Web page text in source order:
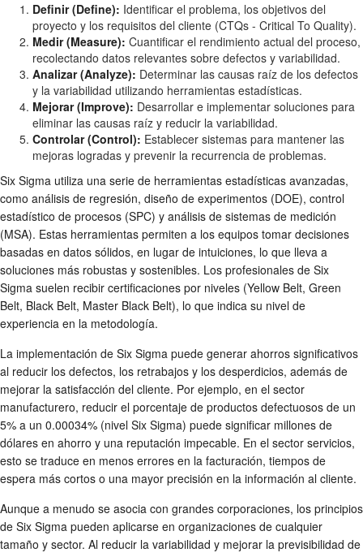
Definir (Define): Identificar el problema, los objetivos del
proyecto y los requisitos del cliente (CTQs - Critical To Quality).
Medir (Measure): Cuantificar el rendimiento actual del proceso,
recolectando datos relevantes sobre defectos y variabilidad.
Analizar (Analyze): Determinar las causas raíz de los defectos
y la variabilidad utilizando herramientas estadísticas.
Mejorar (Improve): Desarrollar e implementar soluciones para
eliminar las causas raíz y reducir la variabilidad.
Controlar (Control): Establecer sistemas para mantener las
mejoras logradas y prevenir la recurrencia de problemas.
Six Sigma utiliza una serie de herramientas estadísticas avanzadas,
como análisis de regresión, diseño de experimentos (DOE), control
estadístico de procesos (SPC) y análisis de sistemas de medición
(MSA). Estas herramientas permiten a los equipos tomar decisiones
basadas en datos sólidos, en lugar de intuiciones, lo que lleva a
soluciones más robustas y sostenibles. Los profesionales de Six
Sigma suelen recibir certificaciones por niveles (Yellow Belt, Green
Belt, Black Belt, Master Black Belt), lo que indica su nivel de
experiencia en la metodología.
La implementación de Six Sigma puede generar ahorros significativos
al reducir los defectos, los retrabajos y los desperdicios, además de
mejorar la satisfacción del cliente. Por ejemplo, en el sector
manufacturero, reducir el porcentaje de productos defectuosos de un
5% a un 0.00034% (nivel Six Sigma) puede significar millones de
dólares en ahorro y una reputación impecable. En el sector servicios,
esto se traduce en menos errores en la facturación, tiempos de
espera más cortos o una mayor precisión en la información al cliente.
Aunque a menudo se asocia con grandes corporaciones, los principios
de Six Sigma pueden aplicarse en organizaciones de cualquier
tamaño y sector. Al reducir la variabilidad y mejorar la previsibilidad de